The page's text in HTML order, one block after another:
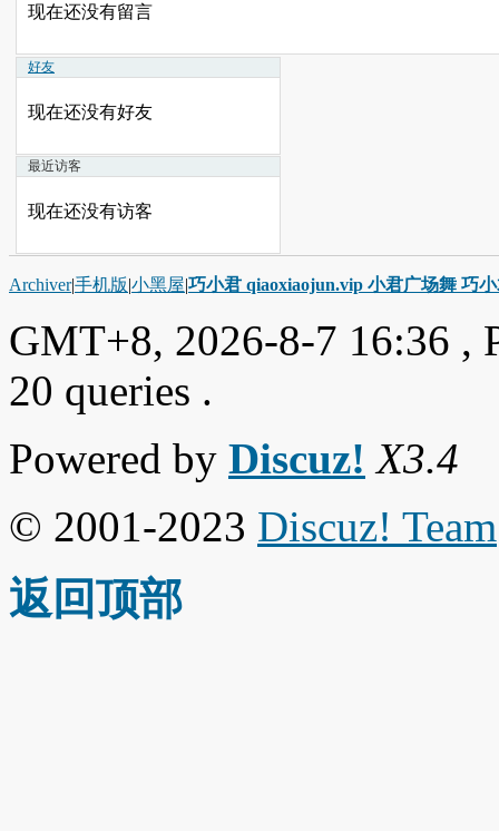
现在还没有留言
好友
现在还没有好友
最近访客
现在还没有访客
Archiver|手机版|小黑屋|巧小君 qiaoxiaojun.vip 小君广场舞 巧
GMT+8, 2026-8-7 16:36 ,
20 queries .
Powered by Discuz! X3.4
© 2001-2023 Discuz! Team
返回顶部